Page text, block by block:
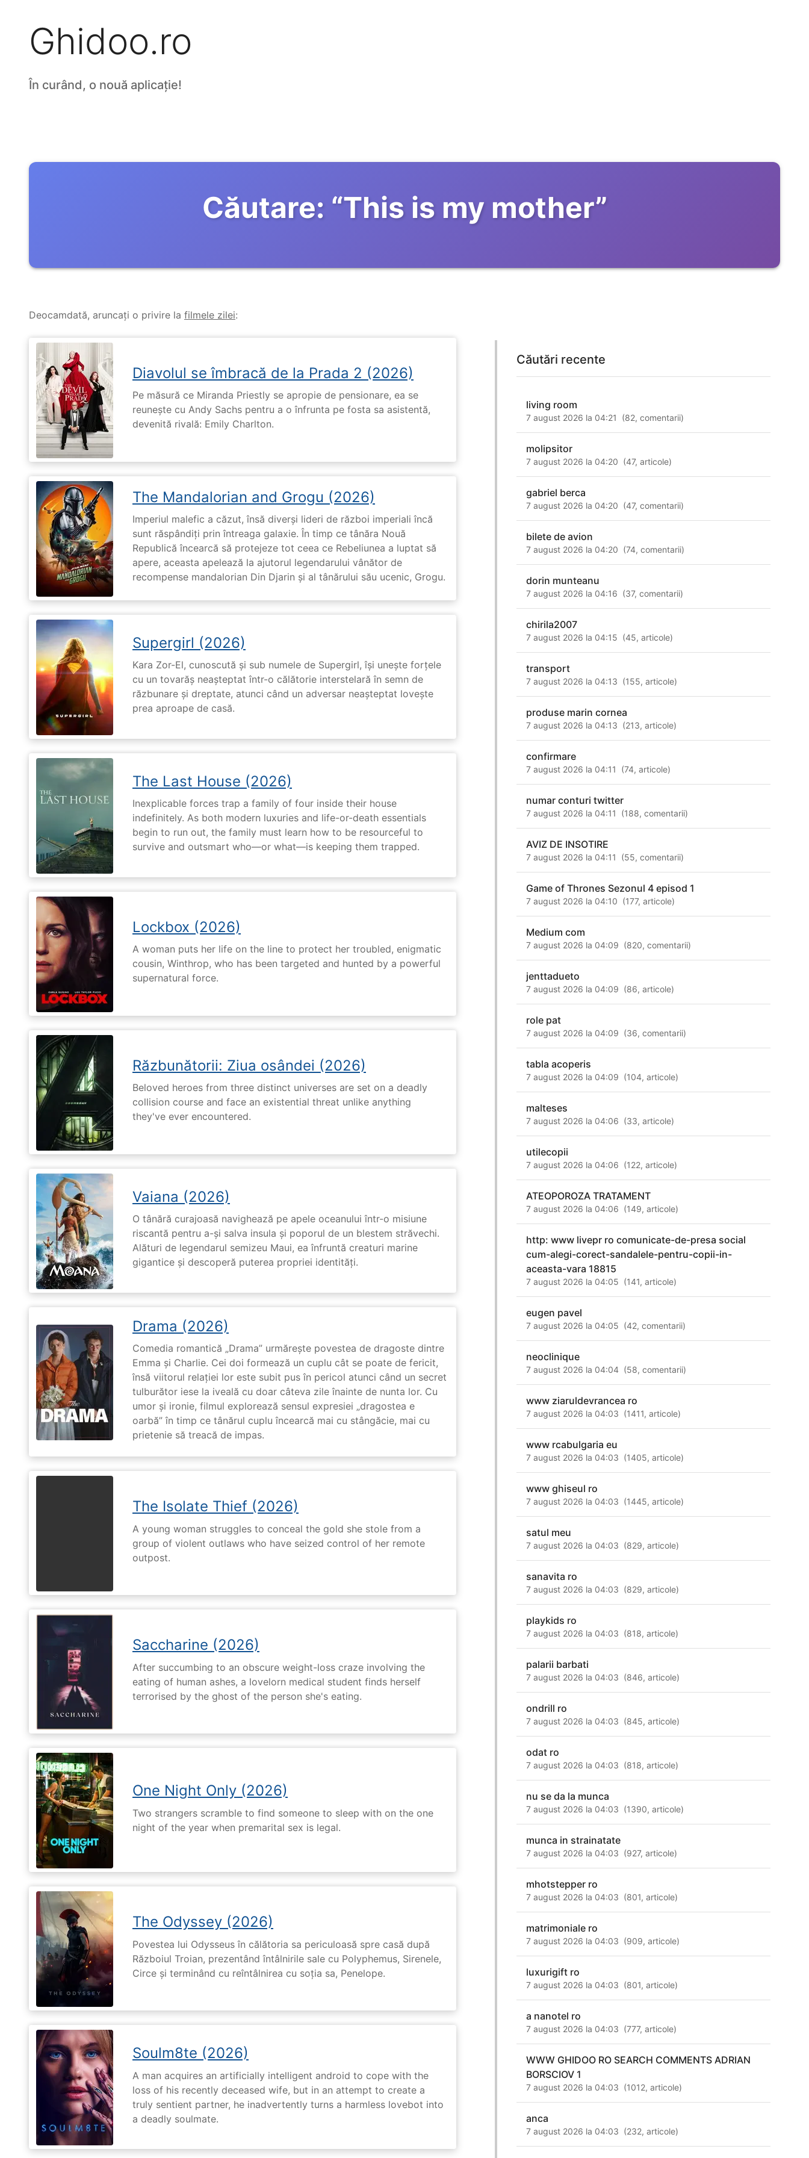
Ghidoo.ro
În curând, o nouă aplicație!
Căutare: “This is my mother”
Deocamdată, aruncați o privire la filmele zilei:
Diavolul se îmbracă de la Prada 2 (2026)
Pe măsură ce Miranda Priestly se apropie de pensionare, ea se
reunește cu Andy Sachs pentru a o înfrunta pe fosta sa asistentă,
devenită rivală: Emily Charlton.
The Mandalorian and Grogu (2026)
Imperiul malefic a căzut, însă diverși lideri de război imperiali încă
sunt răspândiți prin întreaga galaxie. În timp ce tânăra Nouă
Republică încearcă să protejeze tot ceea ce Rebeliunea a luptat să
apere, aceasta apelează la ajutorul legendarului vânător de
recompense mandalorian Din Djarin și al tânărului său ucenic, Grogu.
Supergirl (2026)
Kara Zor-El, cunoscută și sub numele de Supergirl, își unește forțele
cu un tovarăș neașteptat într-o călătorie interstelară în semn de
răzbunare și dreptate, atunci când un adversar neașteptat lovește
prea aproape de casă.
The Last House (2026)
Inexplicable forces trap a family of four inside their house
indefinitely. As both modern luxuries and life-or-death essentials
begin to run out, the family must learn how to be resourceful to
survive and outsmart who—or what—is keeping them trapped.
Lockbox (2026)
A woman puts her life on the line to protect her troubled, enigmatic
cousin, Winthrop, who has been targeted and hunted by a powerful
supernatural force.
Răzbunătorii: Ziua osândei (2026)
Beloved heroes from three distinct universes are set on a deadly
collision course and face an existential threat unlike anything
they've ever encountered.
Vaiana (2026)
O tânără curajoasă navighează pe apele oceanului într-o misiune
riscantă pentru a-și salva insula și poporul de un blestem străvechi.
Alături de legendarul semizeu Maui, ea înfruntă creaturi marine
gigantice și descoperă puterea propriei identități.
Drama (2026)
Comedia romantică „Drama” urmărește povestea de dragoste dintre
Emma și Charlie. Cei doi formează un cuplu cât se poate de fericit,
însă viitorul relației lor este subit pus în pericol atunci când un secret
tulburător iese la iveală cu doar câteva zile înainte de nunta lor. Cu
umor și ironie, filmul explorează sensul expresiei „dragostea e
oarbă” în timp ce tânărul cuplu încearcă mai cu stângăcie, mai cu
prietenie să treacă de impas.
The Isolate Thief (2026)
A young woman struggles to conceal the gold she stole from a
group of violent outlaws who have seized control of her remote
outpost.
Saccharine (2026)
After succumbing to an obscure weight-loss craze involving the
eating of human ashes, a lovelorn medical student finds herself
terrorised by the ghost of the person she's eating.
One Night Only (2026)
Two strangers scramble to find someone to sleep with on the one
night of the year when premarital sex is legal.
The Odyssey (2026)
Povestea lui Odysseus în călătoria sa periculoasă spre casă după
Războiul Troian, prezentând întâlnirile sale cu Polyphemus, Sirenele,
Circe și terminând cu reîntâlnirea cu soția sa, Penelope.
Soulm8te (2026)
A man acquires an artificially intelligent android to cope with the
loss of his recently deceased wife, but in an attempt to create a
truly sentient partner, he inadvertently turns a harmless lovebot into
a deadly soulmate.
Căutări recente
living room
7 august 2026 la 04:21 (82,comentarii)
molipsitor
7 august 2026 la 04:20 (47,articole)
gabriel berca
7 august 2026 la 04:20 (47,comentarii)
bilete de avion
7 august 2026 la 04:20 (74,comentarii)
dorin munteanu
7 august 2026 la 04:16 (37,comentarii)
chirila2007
7 august 2026 la 04:15 (45,articole)
transport
7 august 2026 la 04:13 (155,articole)
produse marin cornea
7 august 2026 la 04:13 (213,articole)
confirmare
7 august 2026 la 04:11 (74,articole)
numar conturi twitter
7 august 2026 la 04:11 (188,comentarii)
AVIZ DE INSOTIRE
7 august 2026 la 04:11 (55,comentarii)
Game of Thrones Sezonul 4 episod 1
7 august 2026 la 04:10 (177,articole)
Medium com
7 august 2026 la 04:09 (820,comentarii)
jenttadueto
7 august 2026 la 04:09 (86,articole)
role pat
7 august 2026 la 04:09 (36,comentarii)
tabla acoperis
7 august 2026 la 04:09 (104,articole)
malteses
7 august 2026 la 04:06 (33,articole)
utilecopii
7 august 2026 la 04:06 (122,articole)
ATEOPOROZA TRATAMENT
7 august 2026 la 04:06 (149,articole)
http: www livepr ro comunicate-de-presa social
cum-alegi-corect-sandalele-pentru-copii-in-
aceasta-vara 18815
7 august 2026 la 04:05 (141,articole)
eugen pavel
7 august 2026 la 04:05 (42,comentarii)
neoclinique
7 august 2026 la 04:04 (58,comentarii)
www ziaruldevrancea ro
7 august 2026 la 04:03 (1411,articole)
www rcabulgaria eu
7 august 2026 la 04:03 (1405,articole)
www ghiseul ro
7 august 2026 la 04:03 (1445,articole)
satul meu
7 august 2026 la 04:03 (829,articole)
sanavita ro
7 august 2026 la 04:03 (829,articole)
playkids ro
7 august 2026 la 04:03 (818,articole)
palarii barbati
7 august 2026 la 04:03 (846,articole)
ondrill ro
7 august 2026 la 04:03 (845,articole)
odat ro
7 august 2026 la 04:03 (818,articole)
nu se da la munca
7 august 2026 la 04:03 (1390,articole)
munca in strainatate
7 august 2026 la 04:03 (927,articole)
mhotstepper ro
7 august 2026 la 04:03 (801,articole)
matrimoniale ro
7 august 2026 la 04:03 (909,articole)
luxurigift ro
7 august 2026 la 04:03 (801,articole)
a nanotel ro
7 august 2026 la 04:03 (777,articole)
WWW GHIDOO RO SEARCH COMMENTS ADRIAN
BORSCIOV 1
7 august 2026 la 04:03 (1012,articole)
anca
7 august 2026 la 04:03 (232,articole)